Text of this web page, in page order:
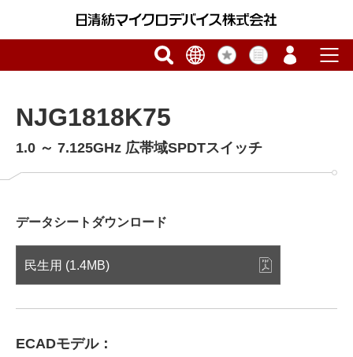
NJG1818K75
1.0 ～ 7.125GHz 広帯域SPDTスイッチ
データシートダウンロード
民生用 (1.4MB)
ECADモデル：